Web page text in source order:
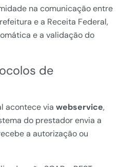
na comunicação entre
e a Receita Federal,
e a validação do
de
acontece via webservice,
do prestador envia a
a autorização ou